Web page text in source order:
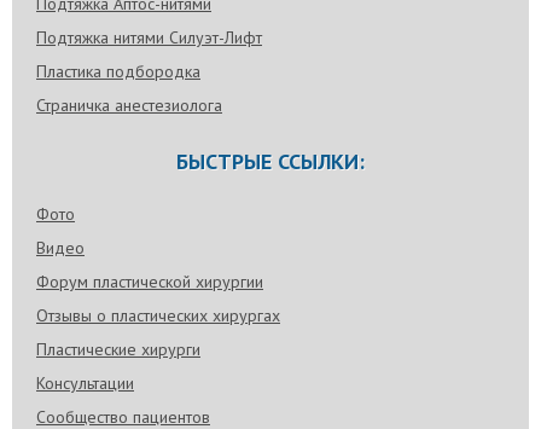
Подтяжка нитями Силуэт-Лифт
Пластика подбородка
Страничка анестезиолога
БЫСТРЫЕ ССЫЛКИ:
Фото
Видео
Форум пластической хирургии
Отзывы о пластических хирургах
Пластические хирурги
Консультации
Сообщество пациентов